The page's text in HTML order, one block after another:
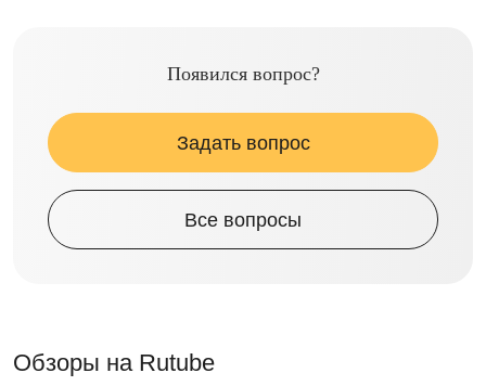
Появился вопрос?
Задать вопрос
Все вопросы
Обзоры на Rutube